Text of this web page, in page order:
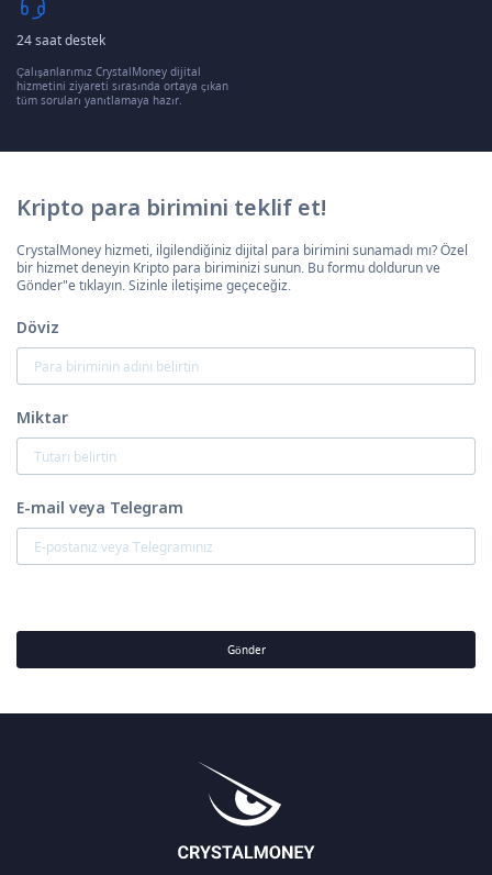
24 saat destek
Çalışanlarımız CrystalMoney dijital
hizmetini ziyareti sırasında ortaya çıkan
tüm soruları yanıtlamaya hazır.
Kripto para birimini teklif et!
CrystalMoney hizmeti, ilgilendiğiniz dijital para birimini sunamadı mı? Özel
bir hizmet deneyin Kripto para biriminizi sunun. Bu formu doldurun ve
Gönder"e tıklayın. Sizinle iletişime geçeceğiz.
Döviz
Miktar
E-mail veya Telegram
Gönder